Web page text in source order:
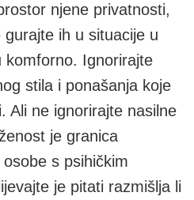
njene privatnosti,
ih u situacije u
komforno. Ignorirajte
stila i ponašanja koje
Ali ne ignorirajte nasilne
je granica
s psihičkim
je pitati razmišlja li